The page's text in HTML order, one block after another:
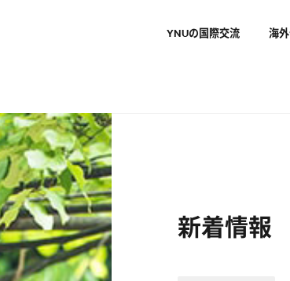
YNUの国際交流 海
wp-content/themes/kokusai-senryaku_202506/news/index.php on line12
新着情報